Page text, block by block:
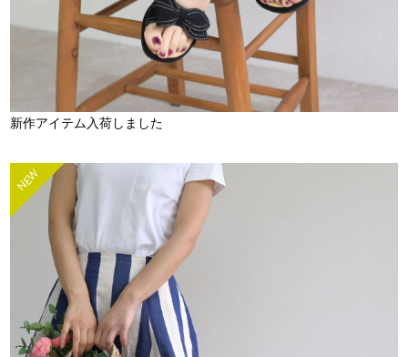
新作アイテム入荷しました